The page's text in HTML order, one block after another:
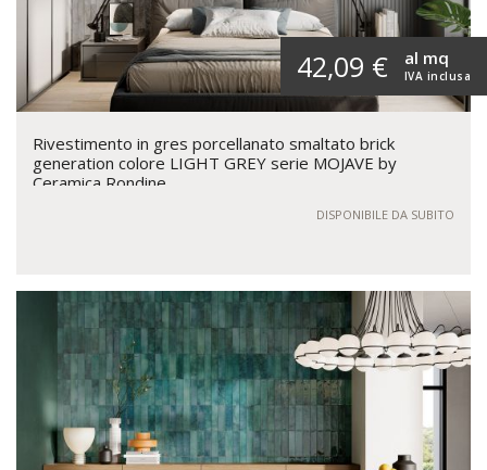
42,09 € IVA inclusa
al mq
Rivestimento in gres porcellanato smaltato brick
generation colore LIGHT GREY serie MOJAVE by
Ceramica Rondine
DISPONIBILE DA SUBITO